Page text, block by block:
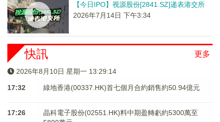
【今日IPO】视源股份[2841.SZ]递表港交所
2026年7月14日 下午3:34
更多
快訊
2026年8月10日 星期一 13:29:14
17:32 綠地香港(00337.HK)首七個月合約銷售約50.94億元
17:26
晶科電子股份(02551.HK)料中期盈轉虧約5300萬至